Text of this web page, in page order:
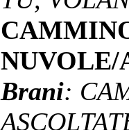
Brani: